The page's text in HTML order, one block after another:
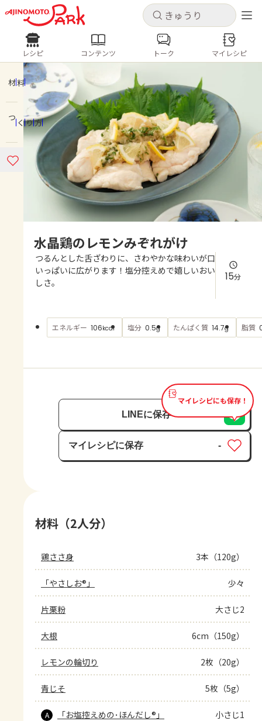
キャンセル
ログインするとレシピを保存できます
ログイン 新規登録
ホーム
コンテンツ
レシピ
よくあるお問い合わせ
AJINOMOTO PARK とは
キャンセル
レシピ コンテンツ
人気の食材・レシピ
きゅうり なす トマト
とうもろこし
ピーマン
みょうが ゴーヤ
レシピ コンテンツ トーク マイレシピ
材料
つくり方
水晶鶏のレモンみぞれがけ
つるんとした舌ざわりに、さわやかな味わいが口
いっぱいに広がります！塩分控えめで嬉しいおい
しさ。
15分
エネルギー 106kcal 塩分 0.5g たんぱく質 14.7g 脂質
マイレシピにも保存！
LINEに保存
マイレシピに保存
保存済み
-
材料（2人分）
鶏ささ身 3本（120g）
「やさしお®」 少々
片栗粉 大さじ2
大根 6cm（150g）
レモンの輪切り 2枚（20g）
青じそ 5枚（5g）
A 「お塩控えめの･ほんだし®」 小さじ1